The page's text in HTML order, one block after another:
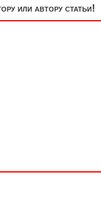
или автору статьи!